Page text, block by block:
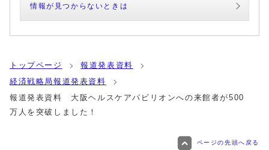
情報が見つからないときは
トップページ
報道発表資料
経済戦略局報道発表資料
報道発表資料 大阪ヘルスケアパビリオンへの来館者が500
万人を突破しました！
ページの先頭へ戻る